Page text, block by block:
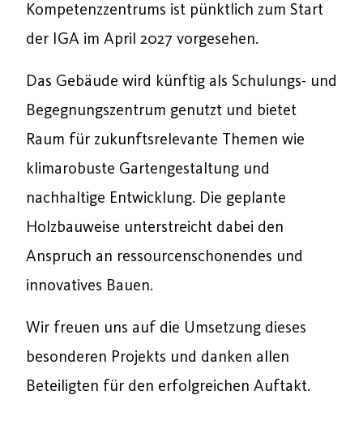
Kompetenzzentrums ist pünktlich zum Start
der IGA im April 2027 vorgesehen.
Das Gebäude wird künftig als Schulungs- und
Begegnungszentrum genutzt und bietet
Raum für zukunftsrelevante Themen wie
klimarobuste Gartengestaltung und
nachhaltige Entwicklung. Die geplante
Holzbauweise unterstreicht dabei den
Anspruch an ressourcenschonendes und
innovatives Bauen.
Wir freuen uns auf die Umsetzung dieses
besonderen Projekts und danken allen
Beteiligten für den erfolgreichen Auftakt.